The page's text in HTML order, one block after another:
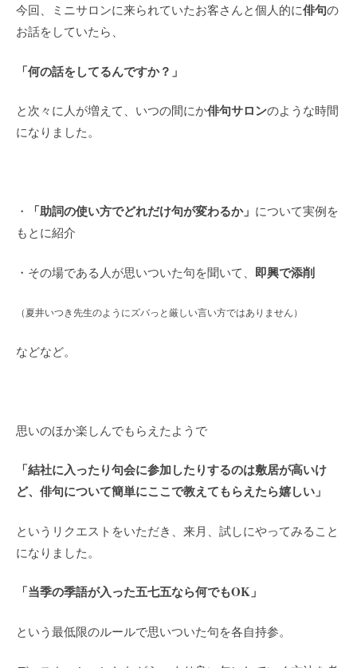
今回、ミニサロンに来られていたお客さんと個人的に俳句の
お話をしていたら、
「何の話をしてるんですか？」
と次々に人が増えて、いつの間にか俳句サロンのような時間
になりました。
・ 「助詞の使い方でどれだけ句が変わるか」 について実例を
もとに紹介
・その場である人が思いついた句を聞いて、 即興で添削
（夏井いつき先生のようにズバっと厳しい言い方ではありません）
などなど。
思いのほか楽しんでもらえたようで
「結社に入ったり句会に参加したりするのは敷居が高いけ
ど、俳句について簡単にここで教えてもらえたら嬉しい」
というリクエストをいただき、来月、試しにやってみること
になりました。
「当季の季語が入った五七五なら何でもOK」
という最低限のルールで思いついた句を各自持参。